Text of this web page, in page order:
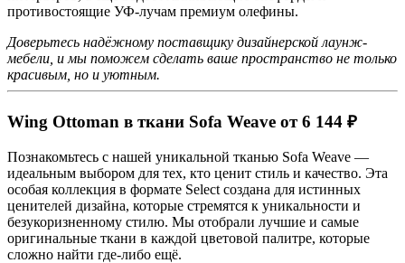
противостоящие УФ-лучам премиум олефины.
Доверьтесь надёжному поставщику дизайнерской лаунж-
мебели, и мы поможем сделать ваше пространство не только
красивым, но и уютным.
Wing Ottoman в ткани Sofa Weave от 6 144 ₽
Познакомьтесь с нашей уникальной тканью Sofa Weave —
идеальным выбором для тех, кто ценит стиль и качество. Эта
особая коллекция в формате Select создана для истинных
ценителей дизайна, которые стремятся к уникальности и
безукоризненному стилю. Мы отобрали лучшие и самые
оригинальные ткани в каждой цветовой палитре, которые
сложно найти где-либо ещё.